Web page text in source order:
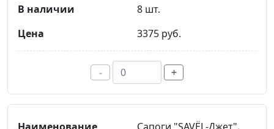
8 шт.
3375 руб.
- +